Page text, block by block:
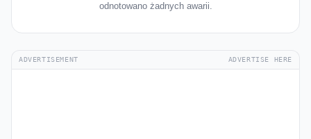
odnotowano żadnych awarii.
ADVERTISEMENT ADVERTISE HERE